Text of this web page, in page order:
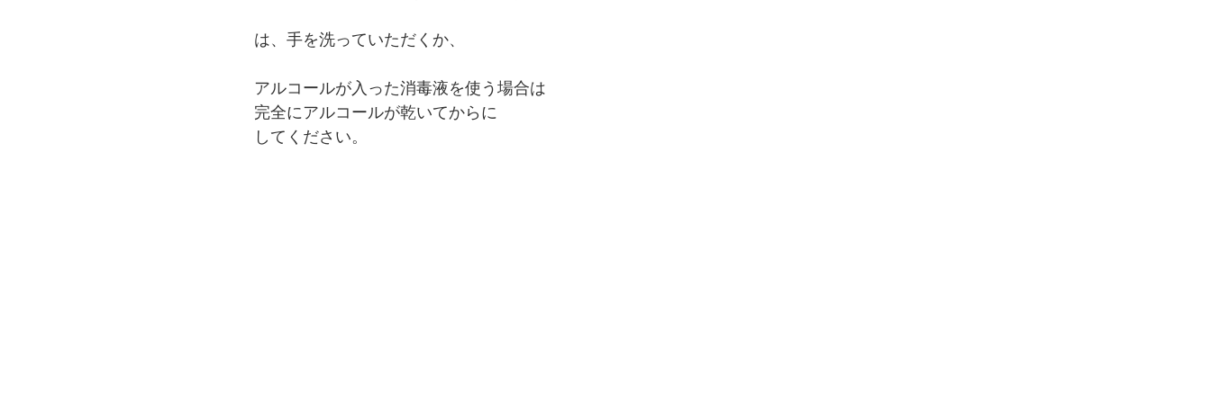
は、手を洗っていただくか、
アルコールが入った消毒液を使う場合は
完全にアルコールが乾いてからに
してください。